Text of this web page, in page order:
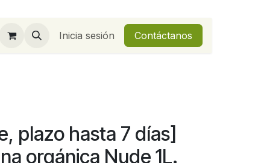
Inicia sesión Contáctanos
plazo hasta 7 días]
orgánica Nude 1L.